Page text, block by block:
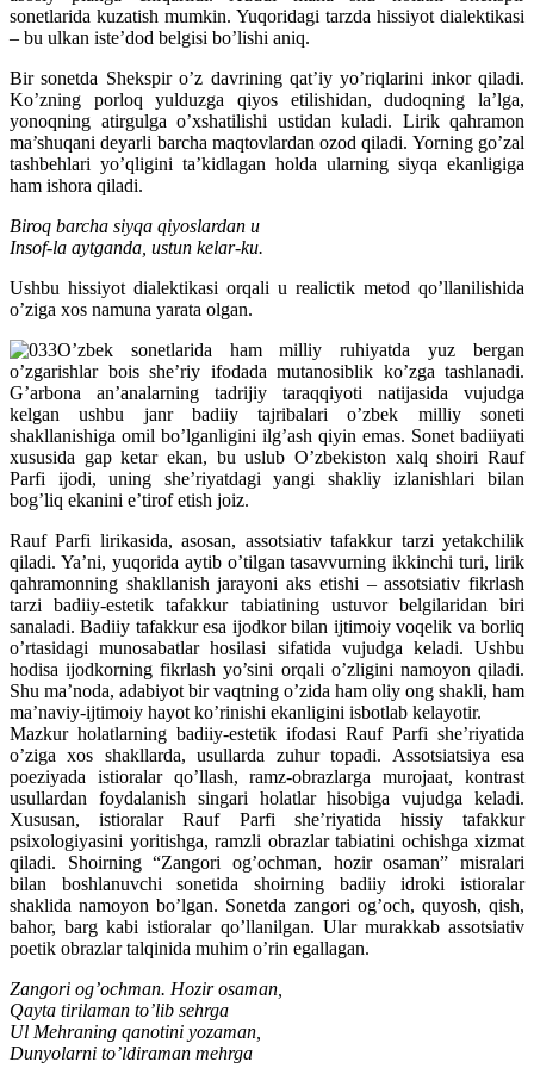
sonetlarida kuzatish mumkin. Yuqoridagi tarzda hissiyot dialektikasi
– bu ulkan iste’dod belgisi bo’lishi aniq.
Bir sonetda Shekspir o’z davrining qat’iy yo’riqlarini inkor qiladi.
Ko’zning porloq yulduzga qiyos etilishidan, dudoqning la’lga,
yonoqning atirgulga o’xshatilishi ustidan kuladi. Lirik qahramon
ma’shuqani deyarli barcha maqtovlardan ozod qiladi. Yorning go’zal
tashbehlari yo’qligini ta’kidlagan holda ularning siyqa ekanligiga
ham ishora qiladi.
Biroq barcha siyqa qiyoslardan u
Insof-la aytganda, ustun kelar-ku.
Ushbu hissiyot dialektikasi orqali u realictik metod qo’llanilishida
o’ziga xos namuna yarata olgan.
O’zbek sonetlarida ham milliy ruhiyatda yuz bergan
o’zgarishlar bois she’riy ifodada mutanosiblik ko’zga tashlanadi.
G’arbona an’analarning tadrijiy taraqqiyoti natijasida vujudga
kelgan ushbu janr badiiy tajribalari o’zbek milliy soneti
shakllanishiga omil bo’lganligini ilg’ash qiyin emas. Sonet badiiyati
xususida gap ketar ekan, bu uslub O’zbekiston xalq shoiri Rauf
Parfi ijodi, uning she’riyatdagi yangi shakliy izlanishlari bilan
bog’liq ekanini e’tirof etish joiz.
Rauf Parfi lirikasida, asosan, assotsiativ tafakkur tarzi yetakchilik
qiladi. Ya’ni, yuqorida aytib o’tilgan tasavvurning ikkinchi turi, lirik
qahramonning shakllanish jarayoni aks etishi – assotsiativ fikrlash
tarzi badiiy-estetik tafakkur tabiatining ustuvor belgilaridan biri
sanaladi. Badiiy tafakkur esa ijodkor bilan ijtimoiy voqelik va borliq
o’rtasidagi munosabatlar hosilasi sifatida vujudga keladi. Ushbu
hodisa ijodkorning fikrlash yo’sini orqali o’zligini namoyon qiladi.
Shu ma’noda, adabiyot bir vaqtning o’zida ham oliy ong shakli, ham
ma’naviy-ijtimoiy hayot ko’rinishi ekanligini isbotlab kelayotir.
Mazkur holatlarning badiiy-estetik ifodasi Rauf Parfi she’riyatida
o’ziga xos shakllarda, usullarda zuhur topadi. Assotsiatsiya esa
poeziyada istioralar qo’llash, ramz-obrazlarga murojaat, kontrast
usullardan foydalanish singari holatlar hisobiga vujudga keladi.
Xususan, istioralar Rauf Parfi she’riyatida hissiy tafakkur
psixologiyasini yoritishga, ramzli obrazlar tabiatini ochishga xizmat
qiladi. Shoirning “Zangori og’ochman, hozir osaman” misralari
bilan boshlanuvchi sonetida shoirning badiiy idroki istioralar
shaklida namoyon bo’lgan. Sonetda zangori og’och, quyosh, qish,
bahor, barg kabi istioralar qo’llanilgan. Ular murakkab assotsiativ
poetik obrazlar talqinida muhim o’rin egallagan.
Zangori og’ochman. Hozir osaman,
Qayta tirilaman to’lib sehrga
Ul Mehraning qanotini yozaman,
Dunyolarni to’ldiraman mehrga